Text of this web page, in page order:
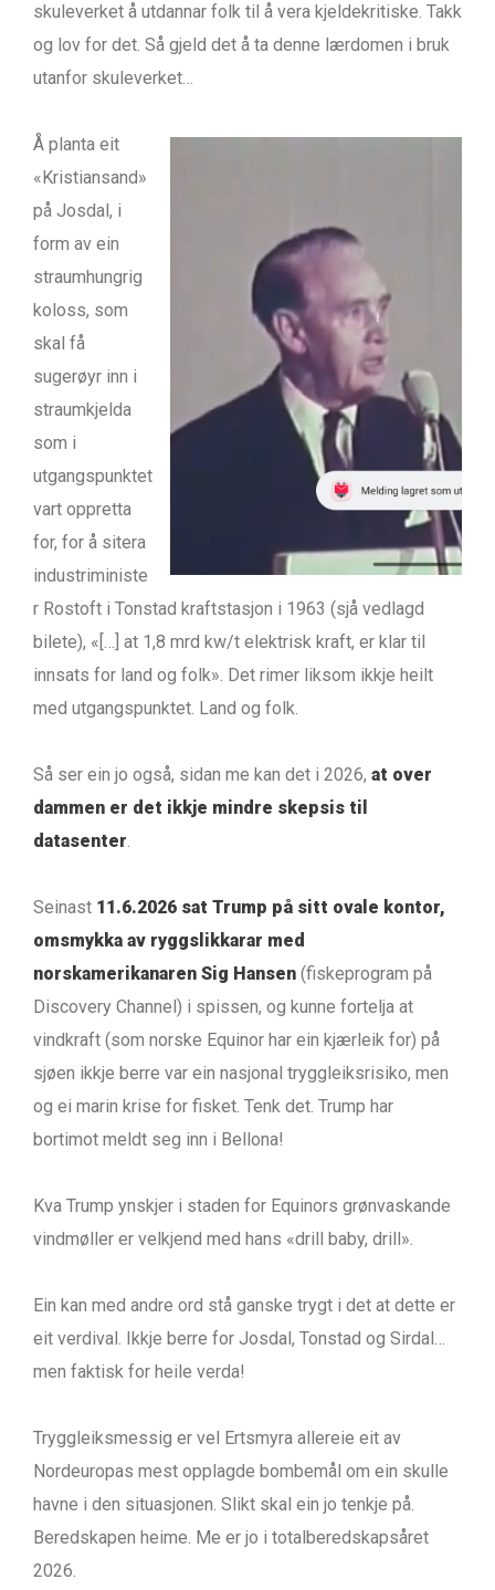
skuleverket å utdannar folk til å vera kjeldekritiske. Takk
og lov for det. Så gjeld det å ta denne lærdomen i bruk
utanfor skuleverket…
Å planta eit
«Kristiansand»
på Josdal, i
form av ein
straumhungrig
koloss, som
skal få
sugerøyr inn i
straumkjelda
som i
utgangspunktet
vart oppretta
for, for å sitera
industriministe
r Rostoft i Tonstad kraftstasjon i 1963 (sjå vedlagd
bilete), «[…] at 1,8 mrd kw/t elektrisk kraft, er klar til
innsats for land og folk». Det rimer liksom ikkje heilt
med utgangspunktet. Land og folk.
Så ser ein jo også, sidan me kan det i 2026, at over
dammen er det ikkje mindre skepsis til
datasenter.
Seinast 11.6.2026 sat Trump på sitt ovale kontor,
omsmykka av ryggslikkarar med
norskamerikanaren Sig Hansen (fiskeprogram på
Discovery Channel) i spissen, og kunne fortelja at
vindkraft (som norske Equinor har ein kjærleik for) på
sjøen ikkje berre var ein nasjonal tryggleiksrisiko, men
og ei marin krise for fisket. Tenk det. Trump har
bortimot meldt seg inn i Bellona!
Kva Trump ynskjer i staden for Equinors grønvaskande
vindmøller er velkjend med hans «drill baby, drill».
Ein kan med andre ord stå ganske trygt i det at dette er
eit verdival. Ikkje berre for Josdal, Tonstad og Sirdal…
men faktisk for heile verda!
Tryggleiksmessig er vel Ertsmyra allereie eit av
Nordeuropas mest opplagde bombemål om ein skulle
havne i den situasjonen. Slikt skal ein jo tenkje på.
Beredskapen heime. Me er jo i totalberedskapsåret
2026.